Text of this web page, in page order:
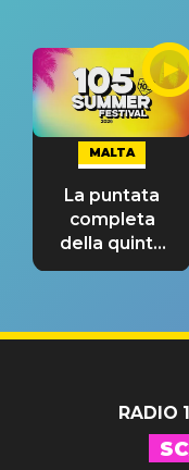
MALTA
La puntata
completa
della quinta
tappa
RADIO